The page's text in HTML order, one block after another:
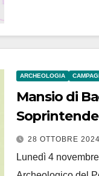
ARCHEOLOGIA
Mansio di
recupero
28 OTTOBRE 2024
Lunedì 4